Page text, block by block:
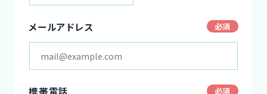
メールアドレス
携帯電話